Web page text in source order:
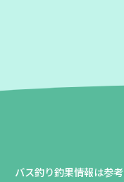
バス釣り釣果情報は参